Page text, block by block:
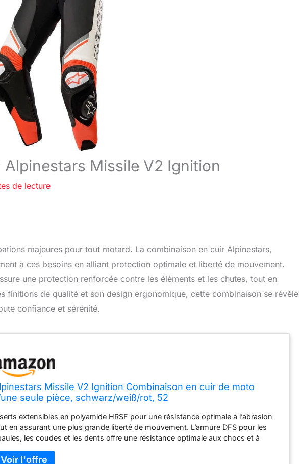
Missile V2 Ignition
de lecture
majeures pour tout motard. La combinaison en cuir Alpinestars,
à ces besoins en alliant protection optimale et liberté de mouvement.
une protection renforcée contre les éléments et les chutes, tout en
finitions de qualité et son design ergonomique, cette combinaison se révèle
confiance et sérénité.
Missile V2 Ignition Combinaison en cuir de moto
seule pièce, schwarz/weiß/rot, 52
extensibles en polyamide HRSF pour une résistance optimale à l’abrasion
en assurant une plus grande liberté de mouvement. L’armure DFS pour les
les coudes et les dents offre une résistance optimale aux chocs et à
Race pour une résistance optimale aux chocs. Coupe de course - corps, bras